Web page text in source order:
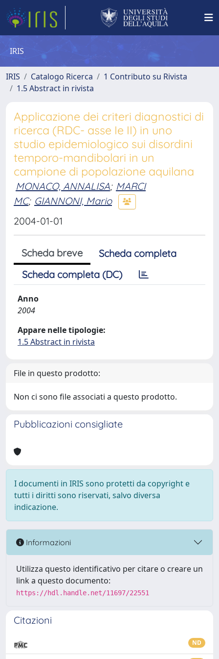
IRIS
IRIS Catalogo Ricerca
1 Contributo su Rivista
1.5 Abstract in rivista
Applicazione dei criteri diagnostici di
ricerca (RDC- asse Ie II) in uno
studio epidemiologico sui disordini
temporo-mandibolari in un
campione di popolazione aquilana
MONACO, ANNALISA; MARCI
MC; GIANNONI, Mario
2004-01-01
Scheda breve
Scheda completa
Scheda completa (DC)
Anno
2004
Appare nelle tipologie:
1.5 Abstract in rivista
File in questo prodotto:
Non ci sono file associati a questo prodotto.
Pubblicazioni consigliate
I documenti in IRIS sono protetti da copyright e
tutti i diritti sono riservati, salvo diversa
indicazione.
Informazioni
Utilizza questo identificativo per citare o creare un
link a questo documento:
https://hdl.handle.net/11697/22551
Citazioni
ND